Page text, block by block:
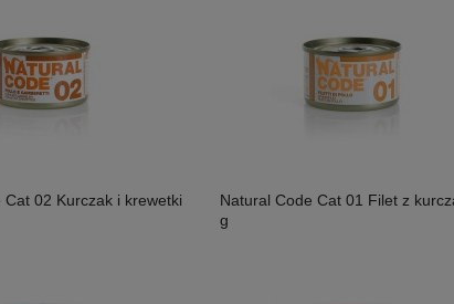
Cat 02 Kurczak i krewetki
Natural Code Cat 01 Filet z
g